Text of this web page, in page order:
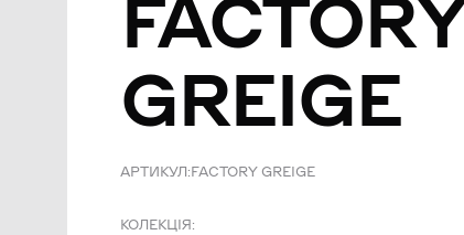
GREIGE
АРТИКУЛ:FACTORY GREIGE
КОЛЕКЦІЯ: